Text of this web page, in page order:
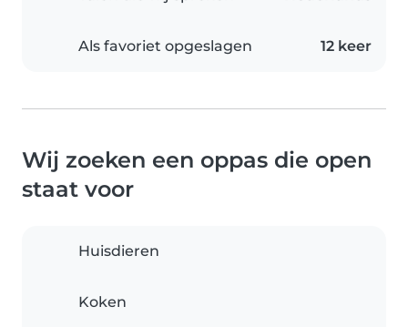
Als favoriet opgeslagen 12 keer
Wij zoeken een oppas die open
staat voor
Huisdieren
Koken